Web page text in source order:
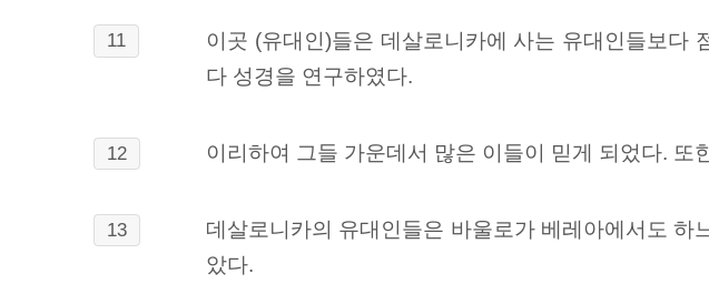
11
이곳 (유대인)들은 데살로니카에 사는 유대인들보다
다 성경을 연구하였다.
12 이리하여 그들 가운데서 많은 이들이 믿게 되었다.
13
데살로니카의 유대인들은 바울로가 베레아에서도
았다.